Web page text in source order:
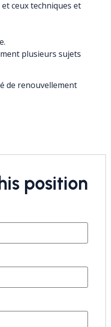
ceux techniques et
plusieurs sujets
de renouvellement
position